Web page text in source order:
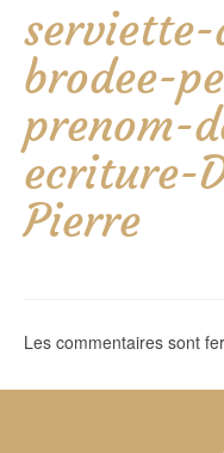
brodee-
prenom-
ecriture-
Pierre
Les commentaires sont